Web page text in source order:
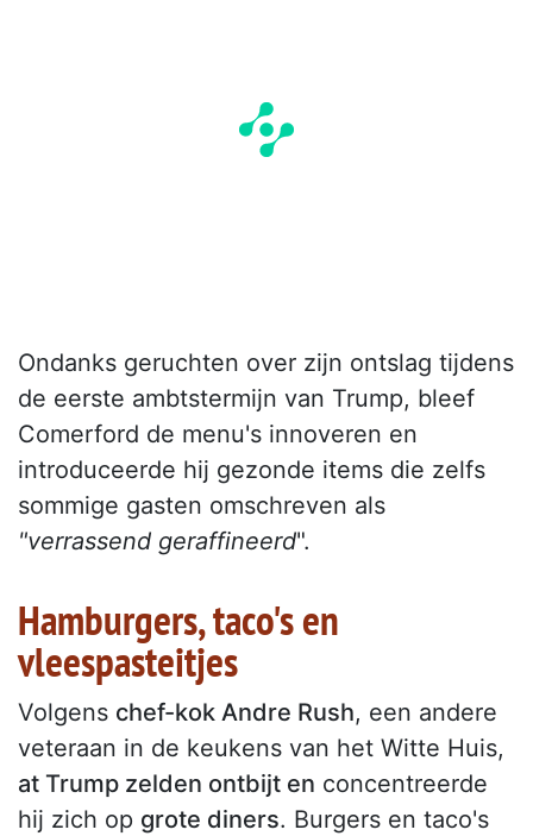
Ondanks geruchten over zijn ontslag tijdens
de eerste ambtstermijn van Trump, bleef
Comerford de menu's innoveren en
introduceerde hij gezonde items die zelfs
sommige gasten omschreven als
"verrassend geraffineerd".
Hamburgers, taco's en
vleespasteitjes
Volgens chef-kok Andre Rush, een andere
veteraan in de keukens van het Witte Huis,
at Trump zelden ontbijt en concentreerde
hij zich op grote diners. Burgers en taco's